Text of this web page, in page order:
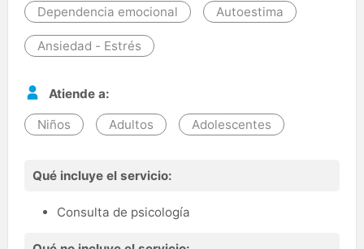
Dependencia emocional Autoestima
Ansiedad - Estrés
Atiende a:
Niños Adultos Adolescentes
Qué incluye el servicio:
Consulta de psicología